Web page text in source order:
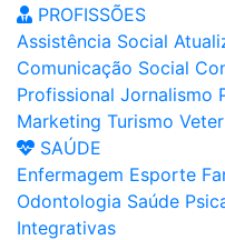
PROFISSÕES
Assistência Social
Comunicação Social
Profissional Jornalismo
Marketing Turismo
SAÚDE
Enfermagem Esporte
Odontologia Saúde
Integrativas